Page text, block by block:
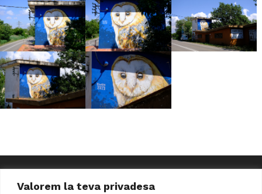
Valorem la teva privadesa